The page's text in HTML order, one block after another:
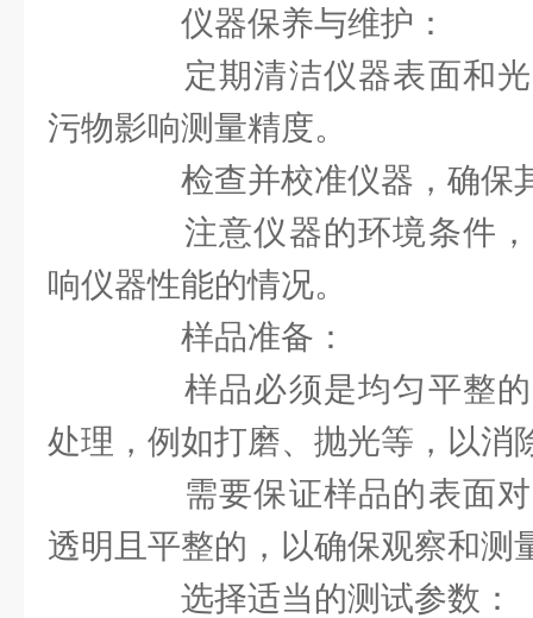
仪器保养与维护：
定期清洁仪器表面和光
污物影响测量精度。
检查并校准仪器，确保
注意仪器的环境条件，
响仪器性能的情况。
样品准备：
样品必须是均匀平整的
处理，例如打磨、抛光等，以消
需要保证样品的表面对
透明且平整的，以确保观察和测
选择适当的测试参数：